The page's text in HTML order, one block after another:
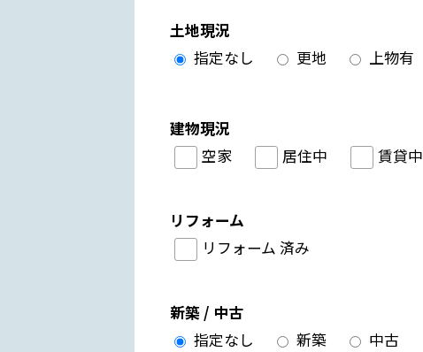
土地現況
指定なし
更地 上物有
建物現況
空家
居住中 賃貸中
リフォーム
リフォーム 済み
新築 / 中古
指定なし
新築 中古